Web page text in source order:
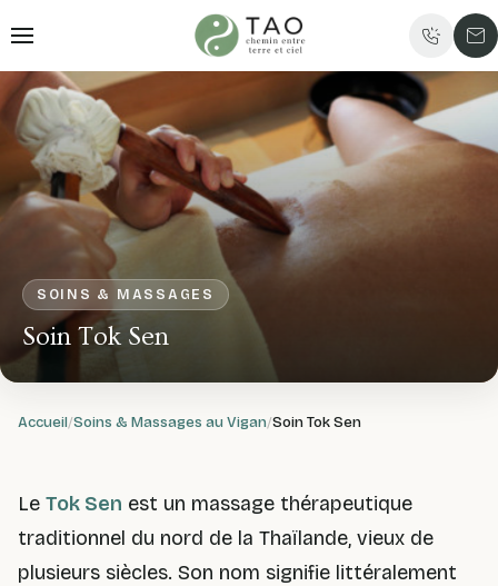
SOINS & MASSAGES
Soin Tok Sen
Accueil Soins & Massages au Vigan Soin Tok Sen
Le Tok Sen est un massage thérapeutique
traditionnel du nord de la Thaïlande, vieux de
plusieurs siècles. Son nom signifie littéralement